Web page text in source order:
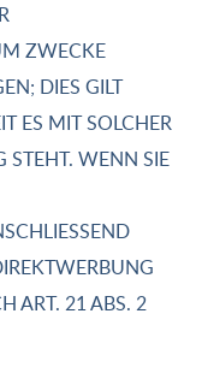
ZWECKE
DIES GILT
ES MIT SOLCHER
STEHT. WENN SIE
ART. 21 ABS. 2